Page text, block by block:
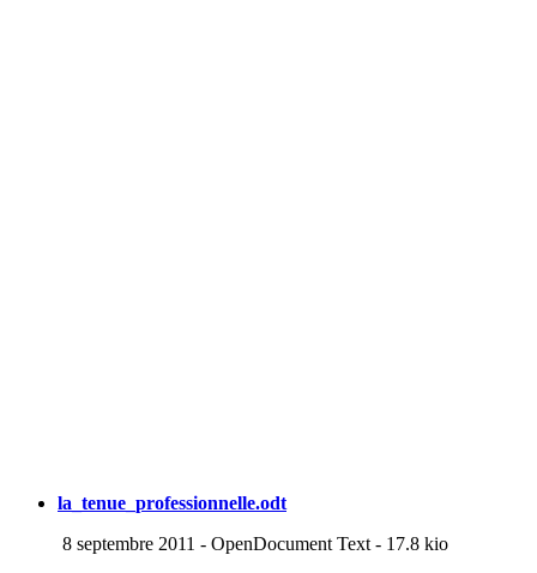
la_tenue_professionnelle.odt
8 septembre 2011 - OpenDocument Text - 17.8 kio